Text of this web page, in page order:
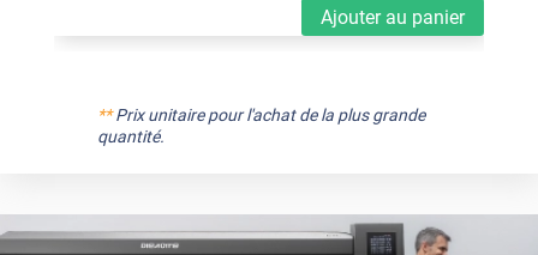
Ajouter au panier
**Prix unitaire pour l'achat de la plus grande
quantité.